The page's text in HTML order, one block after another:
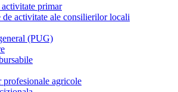
primar
de activitate ale consilierilor locali
(PUG)
agricole